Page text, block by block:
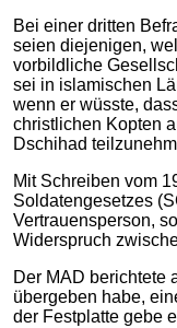
Bei einer dritten
seien diejenigen,
vorbildliche
sei in islamischen
wenn er wüsste,
christlichen Kopten
Dschihad
Mit Schreiben vom
Soldatengesetzes
Vertrauensperson,
Widerspruch
Der MAD berichtete
übergeben habe,
der Festplatte gebe